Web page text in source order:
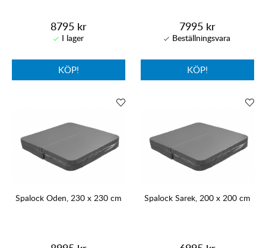
8795 kr
KÖP!
7995 kr
KÖP!
Spalock Oden, 230 x 230 cm Spalock Sarek, 200 x 200 cm